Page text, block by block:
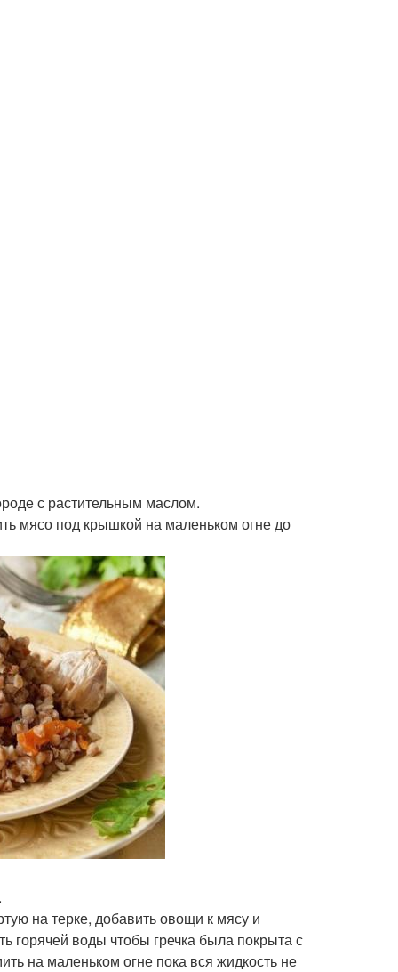
с растительным маслом.
мясо под крышкой на маленьком огне до
на терке, добавить овощи к мясу и
горячей воды чтобы гречка была покрыта с
на маленьком огне пока вся жидкость не